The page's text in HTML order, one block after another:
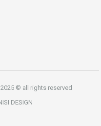
© all rights reserved
DESIGN